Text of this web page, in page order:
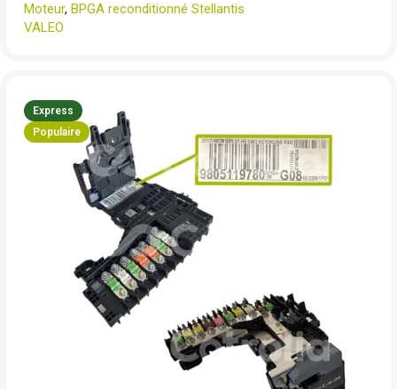
Moteur, BPGA reconditionné Stellantis
VALEO
Express
Populaire